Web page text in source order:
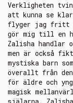
Verkligheten
att kunna se
flyger jag fritt
gör mig till en
Zalisha handlar
men är också
mystiska barn
överallt från den
för äldre och
magisk